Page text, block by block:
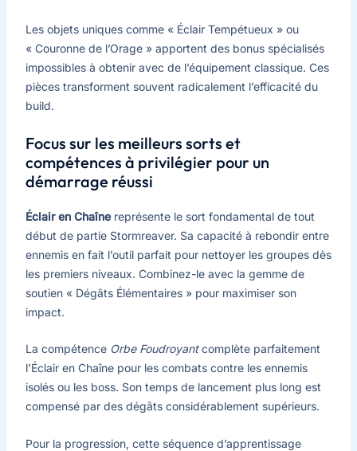
Les objets uniques comme « Éclair Tempétueux » ou
« Couronne de l’Orage » apportent des bonus spécialisés
impossibles à obtenir avec de l’équipement classique. Ces
pièces transforment souvent radicalement l’efficacité du
build.
Focus sur les meilleurs sorts et
compétences à privilégier pour un
démarrage réussi
Éclair en Chaînereprésente le sort fondamental de tout
début de partie Stormreaver. Sa capacité à rebondir entre
ennemis en fait l’outil parfait pour nettoyer les groupes dès
les premiers niveaux. Combinez-le avec la gemme de
soutien « Dégâts Élémentaires » pour maximiser son
impact.
La compétence Orbe Foudroyantcomplète parfaitement
l’Éclair en Chaîne pour les combats contre les ennemis
isolés ou les boss. Son temps de lancement plus long est
compensé par des dégâts considérablement supérieurs.
Pour la progression, cette séquence d’apprentissage